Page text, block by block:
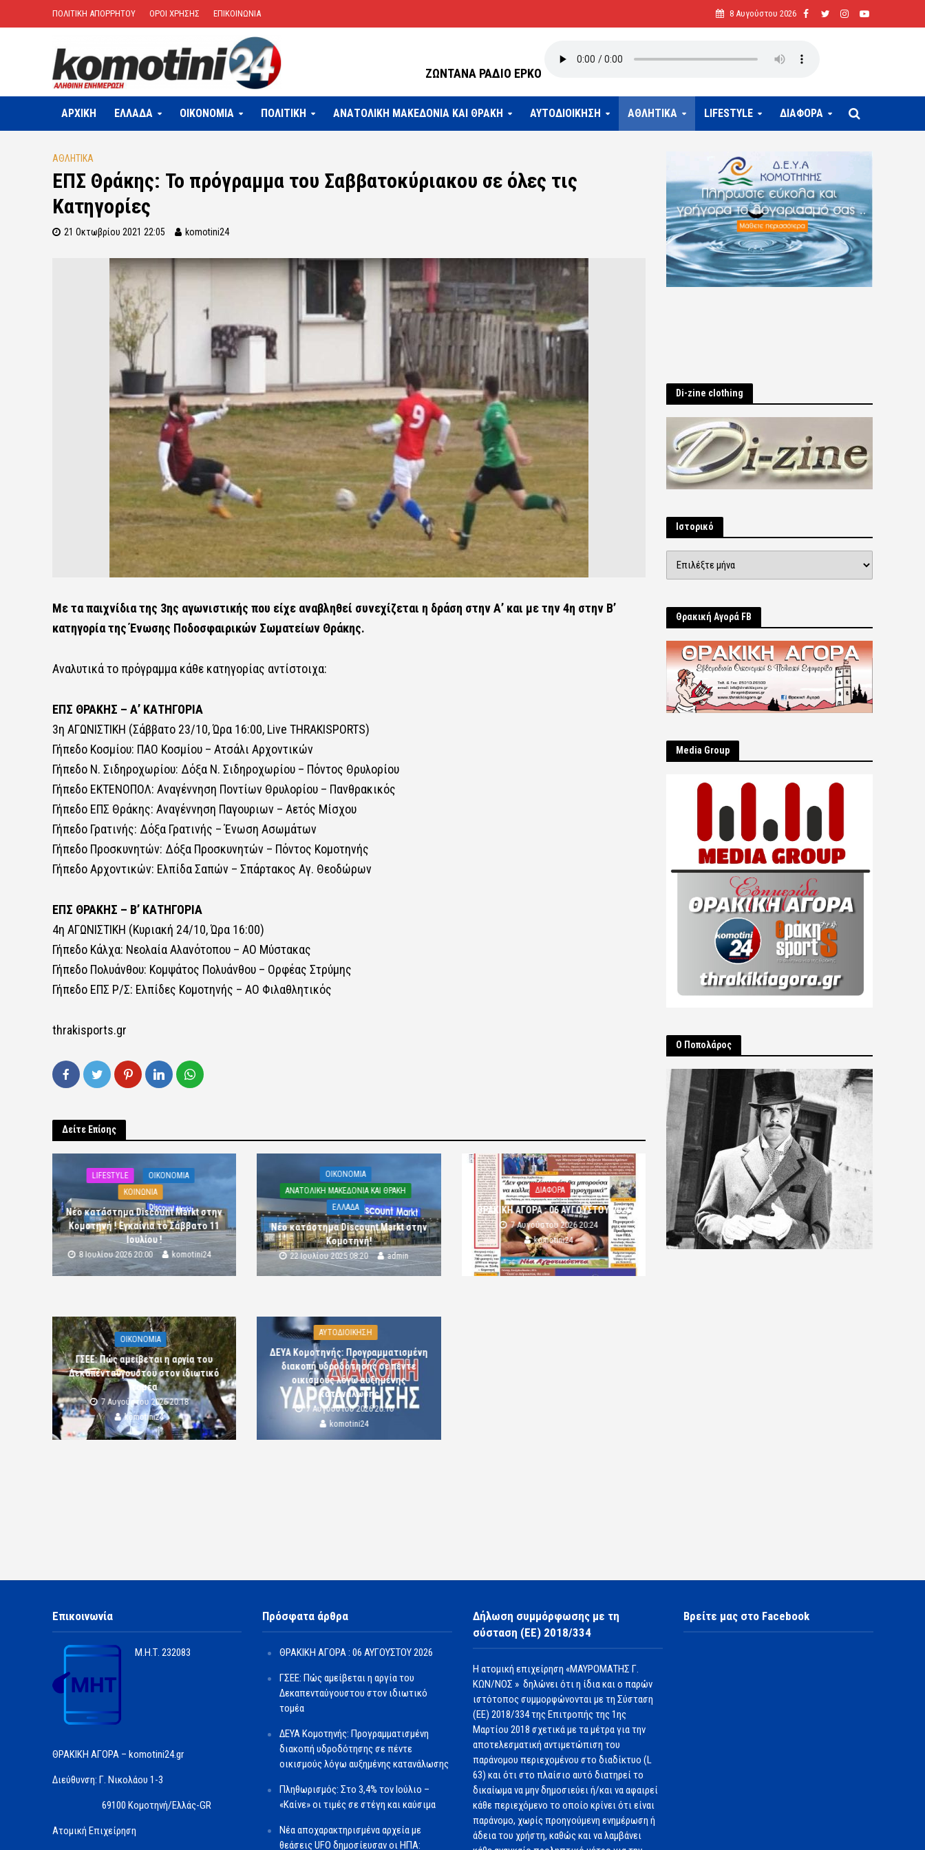
ΠΟΛΙΤΙΚΗ ΑΠΟΡΡΗΤΟΥ ΟΡΟΙ ΧΡΗΣΗΣ ΕΠΙΚΟΙΝΩΝΙΑ 8 Αυγούστου 2026
ΖΩΝΤΑΝΑ ΡΑΔΙΟ ΕΡΚΟ
ΑΡΧΙΚΗ ΕΛΛΑΔΑ OIKONOMIA ΠΟΛΙΤΙΚΗ ΑΝΑΤΟΛΙΚΗ ΜΑΚΕΔΟΝΙΑ ΚΑΙ ΘΡΑΚΗ ΑΥΤΟΔΙΟΙΚΗΣΗ ΑΘΛΗΤΙΚΑ LIFESTYLE ΔΙΑΦΟΡΑ
ΑΘΛΗΤΙΚΑ
ΕΠΣ Θράκης: Το πρόγραμμα του Σαββατοκύριακου σε όλες τις
Κατηγορίες
21 Οκτωβρίου 2021 22:05 komotini24
Με τα παιχνίδια της 3ης αγωνιστικής που είχε αναβληθεί συνεχίζεται η δράση στην Α’ και με την 4η στην Β’
κατηγορία της Ένωσης Ποδοσφαιρικών Σωματείων Θράκης.
Αναλυτικά το πρόγραμμα κάθε κατηγορίας αντίστοιχα:
ΕΠΣ ΘΡΑΚΗΣ – Α’ ΚΑΤΗΓΟΡΙΑ
3η ΑΓΩΝΙΣΤΙΚΗ (Σάββατο 23/10, Ώρα 16:00, Live THRAKISPORTS)
Γήπεδο Κοσμίου: ΠΑΟ Κοσμίου – Ατσάλι Αρχοντικών
Γήπεδο Ν. Σιδηροχωρίου: Δόξα Ν. Σιδηροχωρίου – Πόντος Θρυλορίου
Γήπεδο ΕΚΤΕΝΟΠΟΛ: Αναγέννηση Ποντίων Θρυλορίου – Πανθρακικός
Γήπεδο ΕΠΣ Θράκης: Αναγέννηση Παγουριων – Αετός Μίσχου
Γήπεδο Γρατινής: Δόξα Γρατινής – Ένωση Ασωμάτων
Γήπεδο Προσκυνητών: Δόξα Προσκυνητών – Πόντος Κομοτηνής
Γήπεδο Αρχοντικών: Ελπίδα Σαπών – Σπάρτακος Αγ. Θεοδώρων
ΕΠΣ ΘΡΑΚΗΣ – Β’ ΚΑΤΗΓΟΡΙΑ
4η ΑΓΩΝΙΣΤΙΚΗ (Κυριακή 24/10, Ώρα 16:00)
Γήπεδο Κάλχα: Νεολαία Αλανότοπου – ΑΟ Μύστακας
Γήπεδο Πολυάνθου: Κομψάτος Πολυάνθου – Ορφέας Στρύμης
Γήπεδο ΕΠΣ Ρ/Σ: Ελπίδες Κομοτηνής – ΑΟ Φιλαθλητικός
thrakisports.gr
Δείτε Επίσης
LIFESTYLE
OIKONOMIA
ΚΟΙΝΩΝΙΑ
Νέο κατάστημα Discount Markt στην
Κομοτηνή ! Εγκαίνια το Σάββατο 11
Ιουλίου !
8 Ιουλίου 2026 20:00 komotini24
OIKONOMIA
ΑΝΑΤΟΛΙΚΗ ΜΑΚΕΔΟΝΙΑ ΚΑΙ ΘΡΑΚΗ
ΕΛΛΑΔΑ
Νέο κατάστημα Discount Markt στην
Κομοτηνή!
22 Ιουλίου 2025 08:20 admin
ΔΙΑΦΟΡΑ
ΘΡΑΚΙΚΗ ΑΓΟΡΑ : 06 ΑΥΓΟΥΣΤΟΥ 2026
7 Αυγούστου 2026 20:24
komotini24
OIKONOMIA
ΓΣΕΕ: Πώς αμείβεται η αργία του
Δεκαπενταύγουστου στον ιδιωτικό
τομέα
7 Αυγούστου 2026 20:18
komotini24
ΑΥΤΟΔΙΟΙΚΗΣΗ
ΔΕΥΑ Κομοτηνής: Προγραμματισμένη
διακοπή υδροδότησης σε πέντε
οικισμούς λόγω αυξημένης
κατανάλωσης
7 Αυγούστου 2026 20:16
komotini24
Di-zine clothing
Ιστορικό
Θρακική Αγορά FB
Μedia Group
Ο Ποπολάρος
Επικοινωνία
Μ.Η.Τ. 232083
ΘΡΑΚΙΚΗ ΑΓΟΡΑ – komotini24.gr
Διεύθυνση: Γ. Νικολάου 1-3
69100 Κομοτηνή/Ελλάς-GR
Ατομική Επιχείρηση
Πρόσφατα άρθρα
ΘΡΑΚΙΚΗ ΑΓΟΡΑ : 06 ΑΥΓΟΥΣΤΟΥ 2026
ΓΣΕΕ: Πώς αμείβεται η αργία του
Δεκαπενταύγουστου στον ιδιωτικό
τομέα
ΔΕΥΑ Κομοτηνής: Προγραμματισμένη
διακοπή υδροδότησης σε πέντε
οικισμούς λόγω αυξημένης κατανάλωσης
Πληθωρισμός: Στο 3,4% τον Ιούλιο –
«Καίνε» οι τιμές σε στέγη και καύσιμα
Νέα αποχαρακτηρισμένα αρχεία με
θεάσεις UFO δημοσίευσαν οι ΗΠΑ:
Δήλωση συμμόρφωσης με τη
σύσταση (ΕΕ) 2018/334
Η ατομική επιχείρηση «ΜΑΥΡΟΜΑΤΗΣ Γ.
ΚΩΝ/ΝΟΣ » δηλώνει ότι η ίδια και ο παρών
ιστότοπος συμμορφώνονται με τη Σύσταση
(ΕΕ) 2018/334 της Επιτροπής της 1ης
Μαρτίου 2018 σχετικά με τα μέτρα για την
αποτελεσματική αντιμετώπιση του
παράνομου περιεχομένου στο διαδίκτυο (L
63) και ότι στο πλαίσιο αυτό διατηρεί το
δικαίωμα να μην δημοσιεύει ή/και να αφαιρεί
κάθε περιεχόμενο το οποίο κρίνει ότι είναι
παράνομο, χωρίς προηγούμενη ενημέρωση ή
άδεια του χρήστη, καθώς και να λαμβάνει
Βρείτε μας στο Facebook